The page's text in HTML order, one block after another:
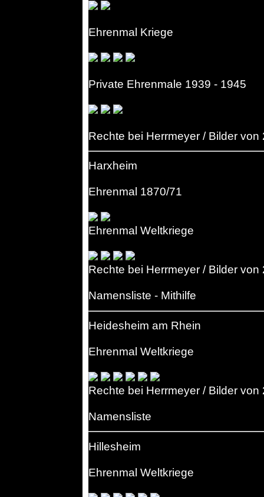
Ehrenmal Kriege
Private Ehrenmale 1939 - 1945
Rechte bei Herrmeyer / Bilder von
Harxheim
Ehrenmal 1870/71
Ehrenmal Weltkriege
Rechte bei Herrmeyer / Bilder von
Namensliste - Mithilfe
Heidesheim am Rhein
Ehrenmal Weltkriege
Rechte bei Herrmeyer / Bilder von
Namensliste
Hillesheim
Ehrenmal Weltkriege